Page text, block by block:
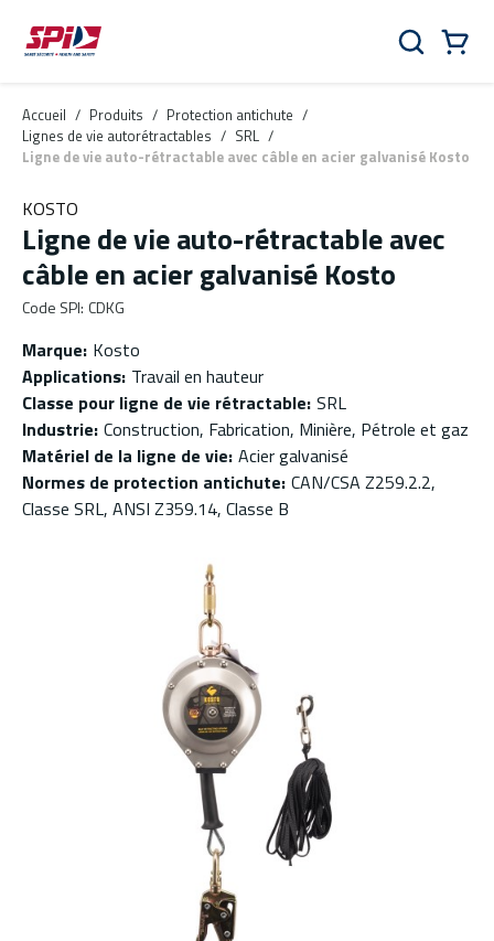
Aller au contenu principal
Skip to menu
Skip to footer
Rechercher
Accueil / Produits / Protection antichute /
Lignes de vie autorétractables / SRL /
Ligne de vie auto-rétractable avec câble en acier galvanisé Kosto
KOSTO
Ligne de vie auto-rétractable avec
câble en acier galvanisé Kosto
Code SPI: CDKG
Marque: Kosto
Applications: Travail en hauteur
Classe pour ligne de vie rétractable: SRL
Industrie: Construction, Fabrication, Minière, Pétrole et gaz
Matériel de la ligne de vie: Acier galvanisé
Normes de protection antichute: CAN/CSA Z259.2.2,
Classe SRL, ANSI Z359.14, Classe B